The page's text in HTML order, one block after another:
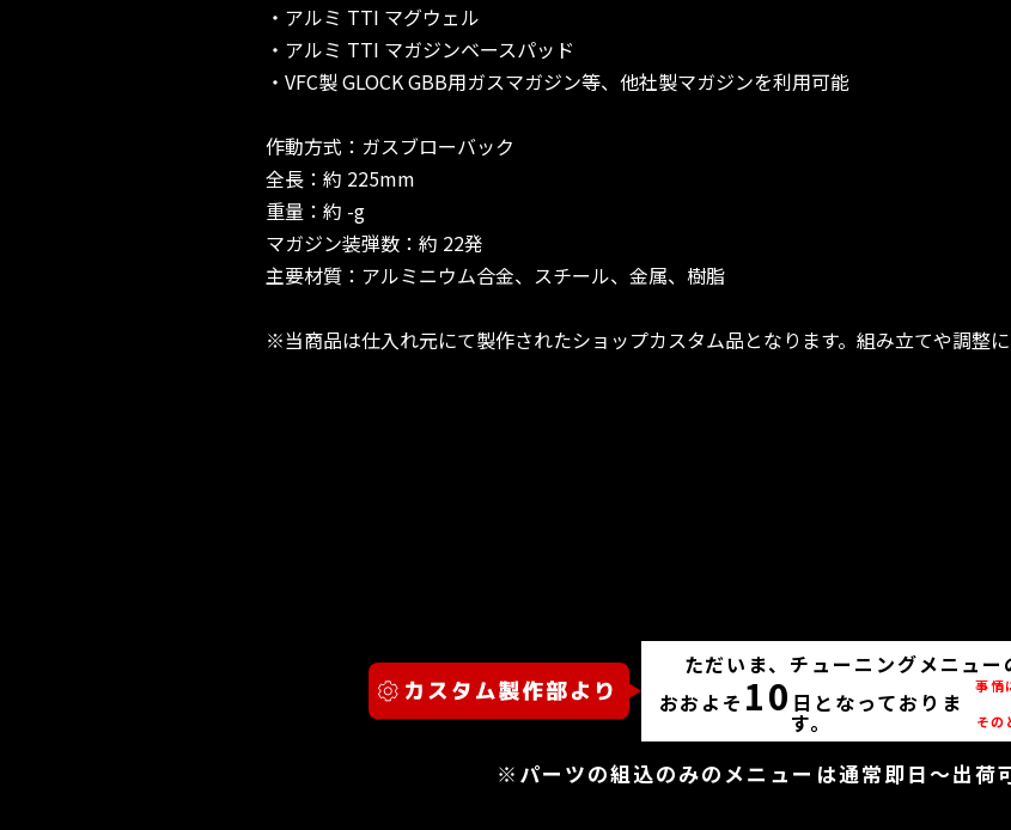
・アルミ TTI マグウェル
・アルミ TTI マガジンベースパッド
・VFC製 GLOCK GBB用ガスマガジン等、他社製マガジンを利用可能
作動方式：ガスブローバック
全長：約 225mm
重量：約 -g
マガジン装弾数：約 22発
主要材質：アルミニウム合金、スチール、金属、樹脂
※当商品は仕入れ元にて製作されたショップカスタム品となります。組み立てや調整
ただいま、チューニングメニュ
おおよそ 10 日となっておりま
す。
事情
その
※パーツの組込のみのメニューは通常即日～出荷